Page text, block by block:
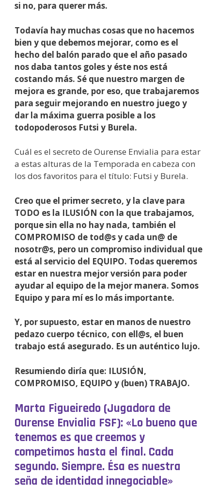
si no, para querer más.
Todavía hay muchas cosas que no hacemos
bien y que debemos mejorar, como es el
hecho del balón parado que el año pasado
nos daba tantos goles y éste nos está
costando más. Sé que nuestro margen de
mejora es grande, por eso, que trabajaremos
para seguir mejorando en nuestro juego y
dar la máxima guerra posible a los
todopoderosos Futsi y Burela.
Cuál es el secreto de Ourense Envialia para estar
a estas alturas de la Temporada en cabeza con
los dos favoritos para el título: Futsi y Burela.
Creo que el primer secreto, y la clave para
TODO es la ILUSIÓN con la que trabajamos,
porque sin ella no hay nada, también el
COMPROMISO de tod@s y cada un@ de
nosotr@s, pero un compromiso individual que
está al servicio del EQUIPO. Todas queremos
estar en nuestra mejor versión para poder
ayudar al equipo de la mejor manera. Somos
Equipo y para mí es lo más importante.
Y, por supuesto, estar en manos de nuestro
pedazo cuerpo técnico, con ell@s, el buen
trabajo está asegurado. Es un auténtico lujo.
Resumiendo diría que: ILUSIÓN,
COMPROMISO, EQUIPO y (buen) TRABAJO.
Marta Figueiredo (Jugadora de
Ourense Envialia FSF): «Lo bueno que
tenemos es que creemos y
competimos hasta el final. Cada
segundo. Siempre. Ésa es nuestra
seña de identidad innegociable»